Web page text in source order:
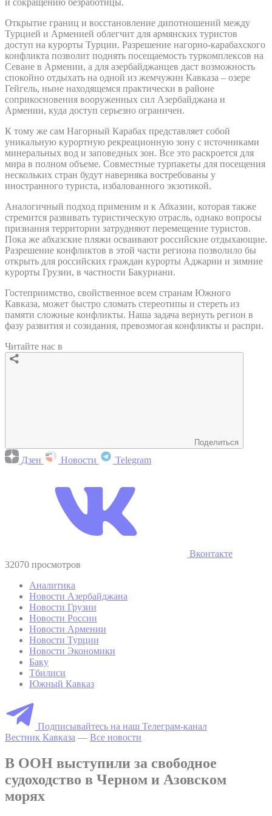
Открытие границ и восстановление дипотношений между
Турцией и Арменией облегчит для армянских туристов
доступ на курорты Турции. Разрешение нагорно-карабахского
конфликта позволит поднять посещаемость туркомплексов на
Севане в Армении, а для азербайджанцев даст возможность
спокойно отдыхать на одной из жемчужин Кавказа – озере
Гейгель, ныне находящемся практически в районе
соприкосновения вооруженных сил Азербайджана и
Армении, куда доступ серьезно ограничен.
К тому же сам Нагорный Карабах представляет собой
уникальную курортную рекреационную зону с источниками
минеральных вод и заповедных зон. Все это раскроется для
мира в полном объеме. Совместные турпакеты для посещения
нескольких стран будут наверняка востребованы у
иностранного туриста, избалованного экзотикой.
Аналогичный подход применим и к Абхазии, которая также
стремится развивать туристическую отрасль, однако вопросы
признания территории затрудняют перемещение туристов.
Пока же абхазские пляжи осваивают российские отдыхающие.
Разрешение конфликтов в этой части региона позволило бы
открыть для российских граждан курорты Аджарии и зимние
курорты Грузии, в частности Бакуриани.
Гостеприимство, свойственное всем странам Южного
Кавказа, может быстро сломать стереотипы и стереть из
памяти сложные конфликты. Наша задача вернуть регион в
фазу развития и созидания, превозмогая конфликты и распри.
Читайте нас в
Поделиться
Дзен Новости Telegram
Вконтакте
32070 просмотров
Аналитика
Новости Азербайджана
Новости Грузии
Новости России
Новости Армении
Новости Турции
Новости Экономики
Баку
Тбилиси
Южный Кавказ
Подписывайтесь на наш Телеграм-канал
Вестник Кавказа — Все новости
В ООН выступили за свободное
судоходство в Черном и Азовском
морях